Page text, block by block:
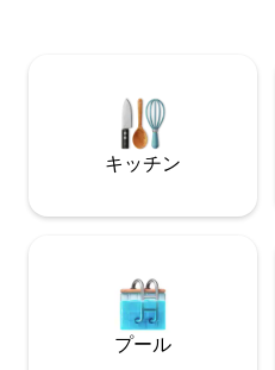
設には5つの⭐️リゾートスタイ
が含まれています
キッチン
プール